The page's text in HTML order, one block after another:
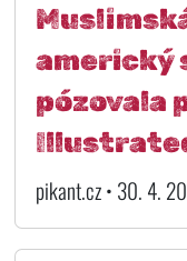
americký
pózovala
pikant.cz • 30. 4.